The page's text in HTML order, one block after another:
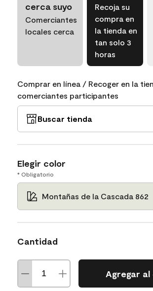
cerca suyo
Comerciantes
locales cerca
Recoja su
compra en
la tienda en
tan solo 3
horas
Comprar en línea / Recoger en la
comerciantes participantes
Buscar tienda
Elegir color
* Obligatorio
Montañas de la Cascada 862
Cantidad
Agregar